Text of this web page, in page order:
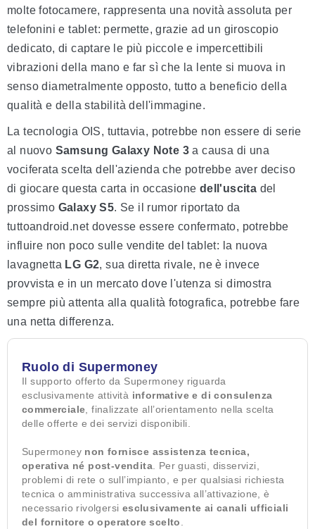
molte fotocamere, rappresenta una novità assoluta per
telefonini e tablet: permette, grazie ad un giroscopio
dedicato, di captare le più piccole e impercettibili
vibrazioni della mano e far sì che la lente si muova in
senso diametralmente opposto, tutto a beneficio della
qualità e della stabilità dell'immagine.
La tecnologia OIS, tuttavia, potrebbe non essere di serie
al nuovo Samsung Galaxy Note 3 a causa di una
vociferata scelta dell'azienda che potrebbe aver deciso
di giocare questa carta in occasione dell'uscita del
prossimo Galaxy S5. Se il rumor riportato da
tuttoandroid.net dovesse essere confermato, potrebbe
influire non poco sulle vendite del tablet: la nuova
lavagnetta LG G2, sua diretta rivale, ne è invece
provvista e in un mercato dove l'utenza si dimostra
sempre più attenta alla qualità fotografica, potrebbe fare
una netta differenza.
Ruolo di Supermoney
Il supporto offerto da Supermoney riguarda
esclusivamente attività informative e di consulenza
commerciale , finalizzate all’orientamento nella scelta
delle offerte e dei servizi disponibili.
Supermoney non fornisce assistenza tecnica,
operativa né post-vendita . Per guasti, disservizi,
problemi di rete o sull’impianto, e per qualsiasi richiesta
tecnica o amministrativa successiva all’attivazione, è
necessario rivolgersi esclusivamente ai canali ufficiali
del fornitore o operatore scelto